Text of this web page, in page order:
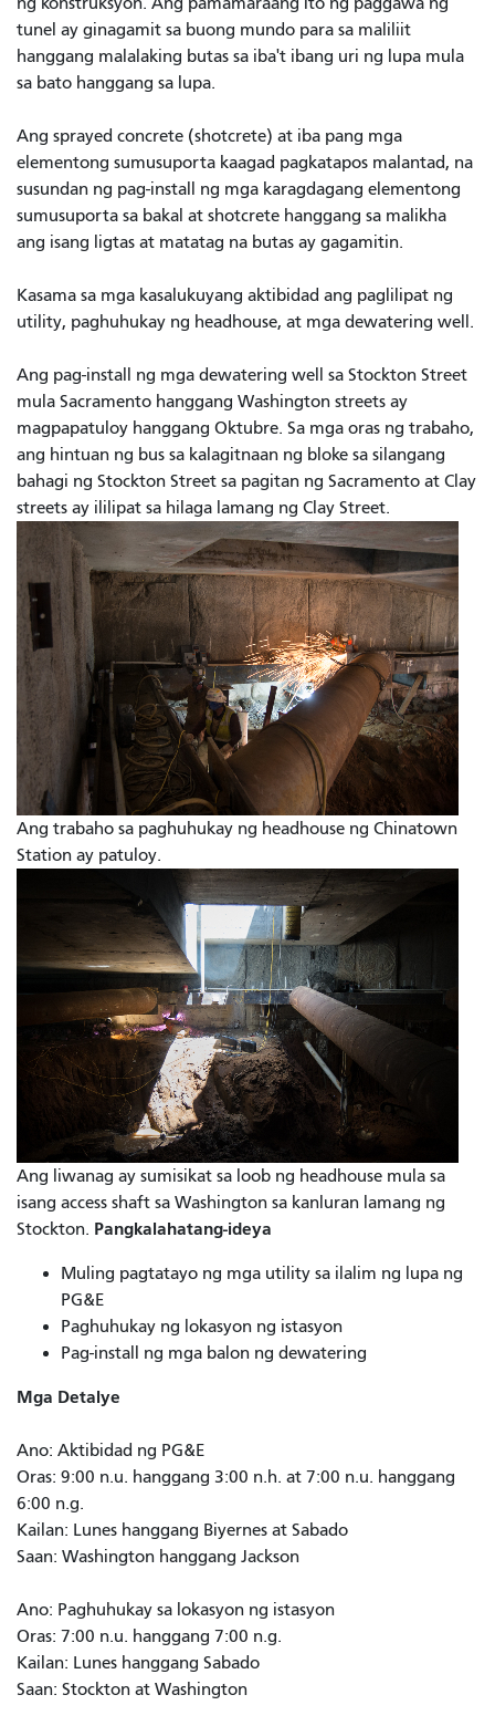
tunel ay ginagamit sa buong mundo para sa maliliit
hanggang malalaking butas sa iba't ibang uri ng lupa mula
sa bato hanggang sa lupa.
Ang sprayed concrete (shotcrete) at iba pang mga
elementong sumusuporta kaagad pagkatapos malantad, na
susundan ng pag-install ng mga karagdagang elementong
sumusuporta sa bakal at shotcrete hanggang sa malikha
ang isang ligtas at matatag na butas ay gagamitin.
Kasama sa mga kasalukuyang aktibidad ang paglilipat ng
utility, paghuhukay ng headhouse, at mga dewatering well.
Ang pag-install ng mga dewatering well sa Stockton Street
mula Sacramento hanggang Washington streets ay
magpapatuloy hanggang Oktubre. Sa mga oras ng trabaho,
ang hintuan ng bus sa kalagitnaan ng bloke sa silangang
bahagi ng Stockton Street sa pagitan ng Sacramento at Clay
streets ay ililipat sa hilaga lamang ng Clay Street.
Ang trabaho sa paghuhukay ng headhouse ng Chinatown
Station ay patuloy.
Ang liwanag ay sumisikat sa loob ng headhouse mula sa
isang access shaft sa Washington sa kanluran lamang ng
Stockton. Pangkalahatang-ideya
Muling pagtatayo ng mga utility sa ilalim ng lupa ng
PG&E
Paghuhukay ng lokasyon ng istasyon
Pag-install ng mga balon ng dewatering
Mga Detalye
Ano: Aktibidad ng PG&E
Oras: 9:00 n.u. hanggang 3:00 n.h. at 7:00 n.u. hanggang
6:00 n.g.
Kailan: Lunes hanggang Biyernes at Sabado
Saan: Washington hanggang Jackson
Ano: Paghuhukay sa lokasyon ng istasyon
Oras: 7:00 n.u. hanggang 7:00 n.g.
Kailan: Lunes hanggang Sabado
Saan: Stockton at Washington